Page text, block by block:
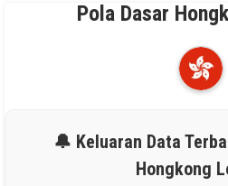
Pola Dasar
🔔 Keluaran Data
Hongkong